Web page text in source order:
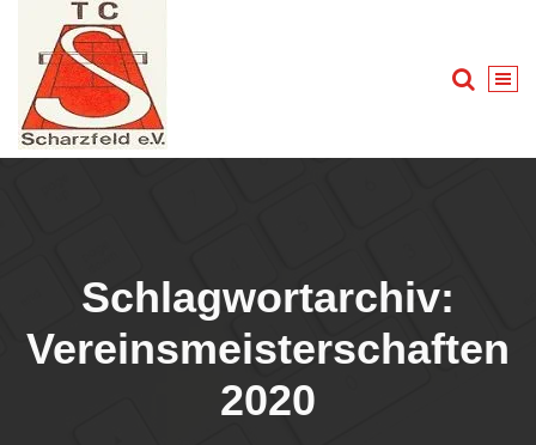
springen
Schlagwortarchiv:
Vereinsmeisterschaften
2020